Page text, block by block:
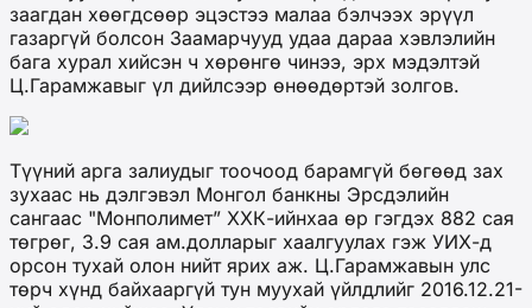
заагдан хөөгдсөөр эцэстээ малаа бэлчээх эрүүл
газаргүй болсон Заамарчууд удаа дараа хэвлэлийн
бага хурал хийсэн ч хөрөнгө чинээ, эрх мэдэлтэй
Ц.Гарамжавыг үл дийлсээр өнөөдөртэй золгов.
Түүний арга залиудыг тоочоод барамгүй бөгөөд зах
зухаас нь дэлгэвэл Монгол банкны Эрсдэлийн
сангаас "Монполимет” ХХК-ийнхаа өр гэгдэх 882 сая
төгрөг, 3.9 сая ам.долларыг хаалгуулах гэж УИХ-д
орсон тухай олон нийт ярих аж. Ц.Гарамжавын улс
төрч хүнд байхааргүй тун муухай үйлдлийг 2016.12.21-